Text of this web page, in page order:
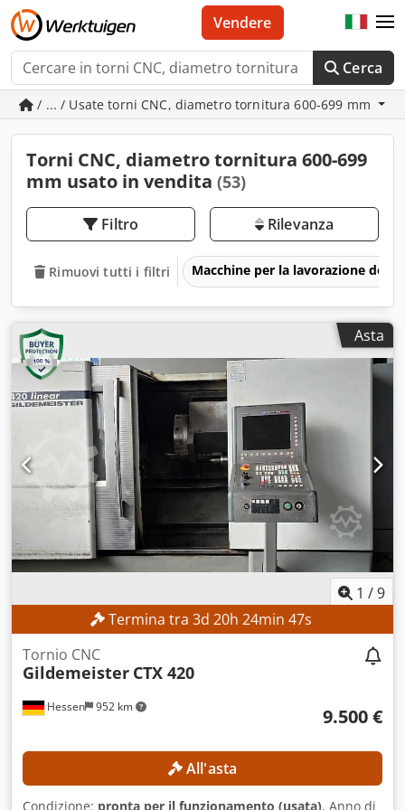
Cerca
Vendere
/ ... / Usate torni CNC, diametro tornitura 600-699 mm
Torni CNC, diametro tornitura 600-699
mm usato in vendita (53)
Filtro Rilevanza
Rimuovi tutti i filtri Macchine per la lavorazione del
Asta
1 /9
Termina tra 3d 20h 24min 45s
Hessen 952 km
Tornio CNC
Gildemeister CTX 420
9.500 €
All'asta
Condizione: pronta per il funzionamento (usata), Anno di